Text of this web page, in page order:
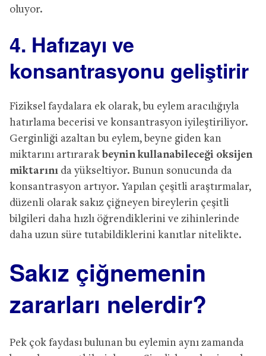
oluyor.
4. Hafızayı ve
konsantrasyonu geliştirir
Fiziksel faydalara ek olarak, bu eylem aracılığıyla
hatırlama becerisi ve konsantrasyon iyileştiriliyor.
Gerginliği azaltan bu eylem, beyne giden kan
miktarını artırarak beynin kullanabileceği oksijen
miktarını da yükseltiyor. Bunun sonucunda da
konsantrasyon artıyor. Yapılan çeşitli araştırmalar,
düzenli olarak sakız çiğneyen bireylerin çeşitli
bilgileri daha hızlı öğrendiklerini ve zihinlerinde
daha uzun süre tutabildiklerini kanıtlar nitelikte.
Sakız çiğnemenin
zararları nelerdir?
Pek çok faydası bulunan bu eylemin aynı zamanda